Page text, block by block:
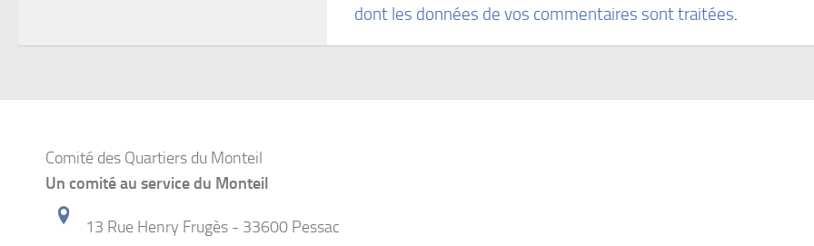
dont les données de vos commentaires sont traitées.
Comité des Quartiers du Monteil
Un comité au service du Monteil
13 Rue Henry Frugès - 33600 Pessac